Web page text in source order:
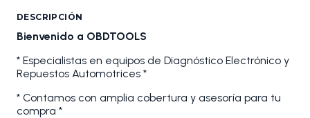
DESCRIPCIÓN
Bienvenido a OBDTOOLS
* Especialistas en equipos de Diagnóstico Electrónico y
Repuestos Automotrices *
* Contamos con amplia cobertura y asesoría para tu
compra *